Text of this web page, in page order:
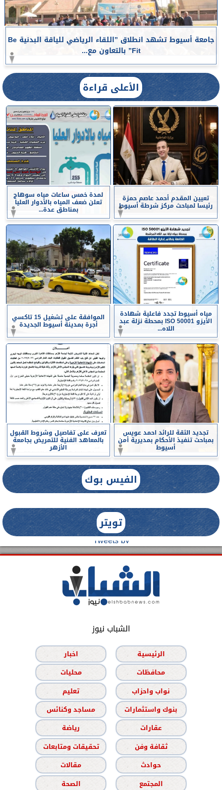
جامعة أسيوط تشهد انطلاق ”اللقاء الرياضي للياقة البدنية Be
Fit” بالتعاون مع...
الأعلى قراءة
تعيين المقدم أحمد عاصم حمزة
رئيسا لمباحث مركز شرطة أسيوط
لمدة خمس ساعات مياه سوهاج
تعلن ضعف المياه بالأدوار العليا
بمناطق عدة...
مياه أسيوط تجدد فاعلية شهادة
الأيزو ISO 50001 بمحطة نزلة عبد
اللاه...
الموافقة على تشغيل 15 تاكسي
أجرة بمدينة أسيوط الجديدة
تجديد الثقة للرائد احمد عويس
بمباحث تنفيذ الأحكام بمديرية أمن
أسيوط
تعرف على تفاصيل وشروط القبول
بالمعاهد الفنية للتمريض بجامعة
الأزهر
الفيس بوك
تويتر
Tweets by
الشباب نيوز
الرئيسية
اخبار
محافظات
محليات
نواب واحزاب
تعليم
بنوك واستثمارات
مساجد وكنائس
عقارات
رياضة
ثقافة وفن
تحقيقات ومتابعات
حوادث
مقالات
المجتمع
الصحة